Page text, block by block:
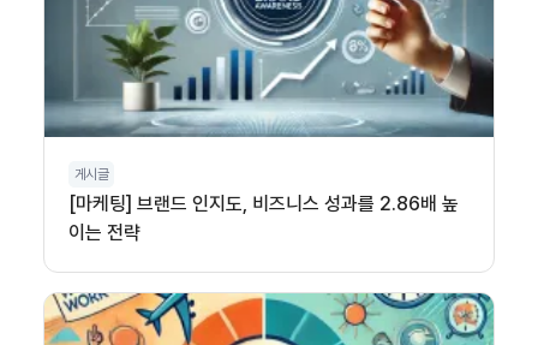
게시글
[마케팅] 브랜드 인지도, 비즈니스 성과를 2.86배 높
이는 전략